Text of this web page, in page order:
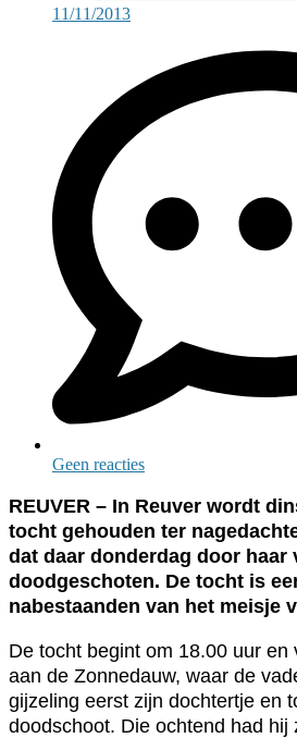
11/11/2013
Geen reacties
REUVER – In Reuver wordt
tocht gehouden ter
dat daar donderdag door haar
doodgeschoten. De tocht is
nabestaanden van het meisje
De tocht begint om 18.00 uur en
aan de Zonnedauw, waar de
gijzeling eerst zijn dochtertje en
doodschoot. Die ochtend had hij